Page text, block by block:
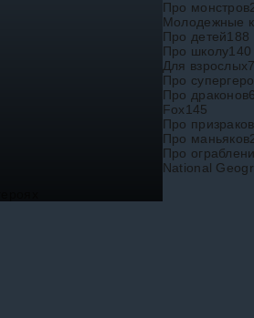
Про монстров
Молодежные
Про детей188
Про школу140
Для взрослых
Про
Про драконов
Fox 145
Про призраков
Про маньяков
Про
National